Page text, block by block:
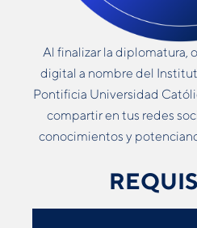
Al finalizar la diplomatura,
digital a nombre del
Pontificia Universidad
compartir en tus redes
conocimientos y